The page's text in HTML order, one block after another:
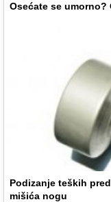
Osećate se
Podizanje teških
mišića nogu